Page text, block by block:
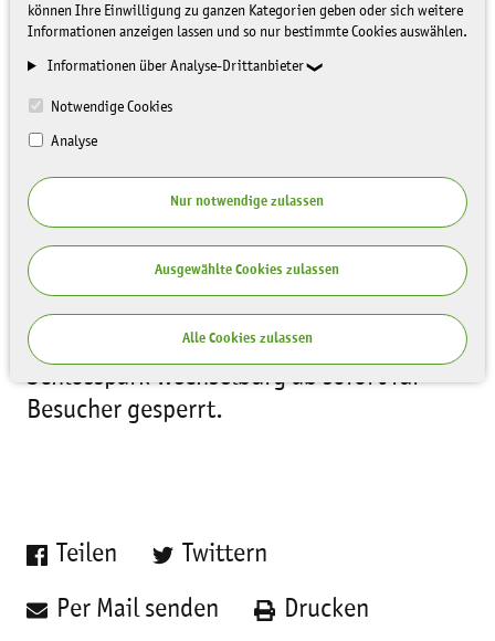
können Ihre Einwilligung zu ganzen Kategorien geben oder sich weitere
Informationen anzeigen lassen und so nur bestimmte Cookies auswählen.
Informationen über Analyse-Drittanbieter
Notwendige Cookies
Analyse
Nur notwendige zulassen
Ausgewählte Cookies zulassen
Alle Cookies zulassen
PARK UND WEINBERG
Auf Grund von Sturmschäden ist der
Schlosspark Wechselburg ab sofort für
Besucher gesperrt.
Teilen Twittern
Per Mail senden Drucken